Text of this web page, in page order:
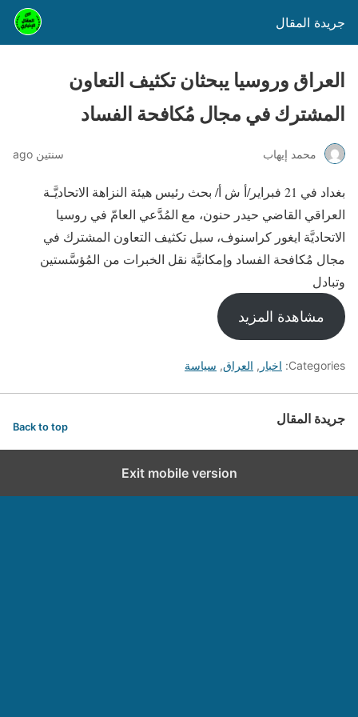
جريدة المقال
العراق وروسيا يبحثان تكثيف التعاون
المشترك في مجال مُكافحة الفساد
محمد إيهاب سنتين ago
بغداد في 21 فبراير/أ ش أ/ بحث رئيس هيئة النزاهة الاتحاديَّـة
العراقي القاضي حيدر حنون، مع المُدَّعي العامّ في روسيا
الاتحاديَّة ايغور كراسنوف، سبل تكثيف التعاون المشترك في
مجال مُكافحة الفساد وإمكانيَّة نقل الخبرات من المُؤسَّستين
وتبادل
مشاهدة المزيد
Categories: اخبار , العراق, سياسة
جريدة المقال Back to top
Exit mobile version